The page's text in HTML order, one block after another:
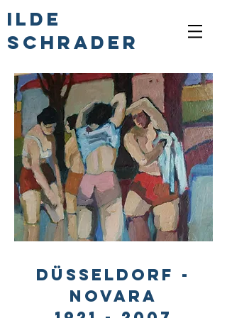
ILDE
SCHRADER
Düsseldorf -
Novara